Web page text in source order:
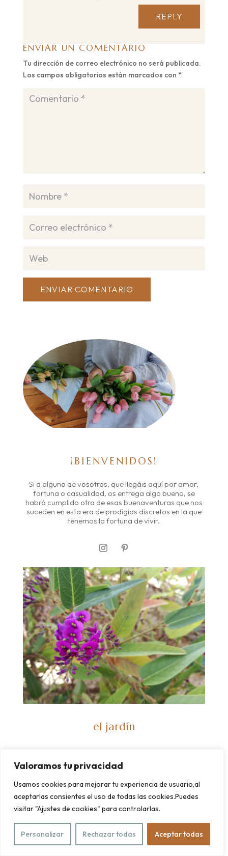
Valoramos tu privacidad
Usamos cookies para mejorar tu experiencia de usuario,al
aceptarlas consientes el uso de todas las cookies.Puedes
visitar "Ajustes de cookies" para controlarlas.
Personalizar Rechazar todas Aceptar todas
REPLY
ENVIAR UN COMENTARIO
Tu dirección de correo electrónico no será publicada.
Los campos obligatorios están marcados con *
ENVIAR COMENTARIO
¡BIENVENIDOS!
Si a alguno de vosotros, que llegáis aquí por amor,
fortuna o casualidad, os entrega algo bueno, se
habrá cumplido otra de esas buenaventuras que nos
suceden en esta era de prodigios discretos en la que
tenemos la fortuna de vivir.
el jardín